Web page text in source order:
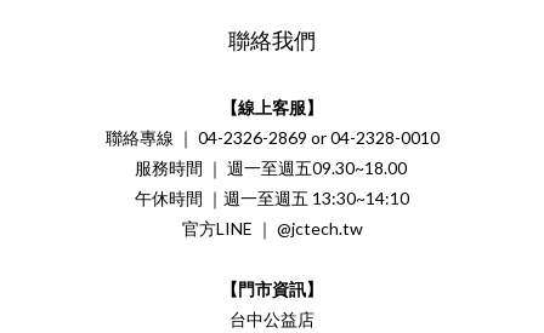
聯絡我們
【線上客服】
聯絡專線 ｜ 04-2326-2869 or 04-2328-0010
服務時間 ｜ 週一至週五09.30~18.00
午休時間 ｜週一至週五 13:30~14:10
官方LINE ｜ @jctech.tw
【門市資訊】
台中公益店